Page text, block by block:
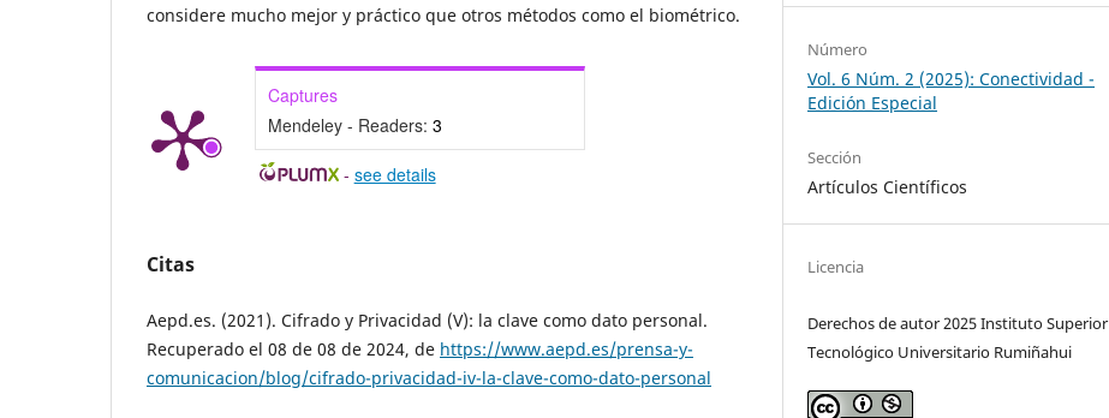
considere mucho mejor y práctico que otros métodos como el biométrico.
Captures
Mendeley - Readers: 3
- see details
Citas
Aepd.es. (2021). Cifrado y Privacidad (V): la clave como dato personal.
Recuperado el 08 de 08 de 2024, de https://www.aepd.es/prensa-y-
comunicacion/blog/cifrado-privacidad-iv-la-clave-como-dato-personal
Número
Vol. 6 Núm. 2 (2025): Conectividad -
Edición Especial
Sección
Artículos Científicos
Licencia
Derechos de autor 2025 Instituto Superior
Tecnológico Universitario Rumiñahui